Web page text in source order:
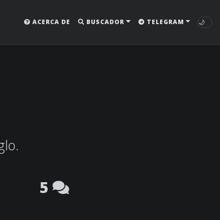
ACERCA DE BUSCADOR TELEGRAM 🌙
5